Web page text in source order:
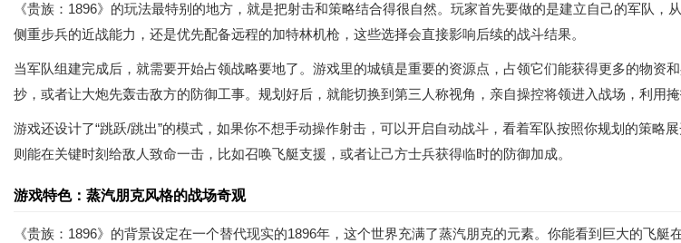
《贵族：1896》的玩法最特别的地方，就是把射击和策略结合得很自然。玩家首先要做的是建立自己的军队
侧重步兵的近战能力，还是优先配备远程的加特林机枪，这些选择会直接影响后续的战斗结果。
当军队组建完成后，就需要开始占领战略要地了。游戏里的城镇是重要的资源点，占领它们能获得更多的物
抄，或者让大炮先轰击敌方的防御工事。规划好后，就能切换到第三人称视角，亲自操控将领进入战场，利用
游戏还设计了“跳跃/跳出”的模式，如果你不想手动操作射击，可以开启自动战斗，看着军队按照你规划的策略
则能在关键时刻给敌人致命一击，比如召唤飞艇支援，或者让己方士兵获得临时的防御加成。
游戏特色：蒸汽朋克风格的战场奇观
《贵族：1896》的背景设定在一个替代现实的1896年，这个世界充满了蒸汽朋克的元素。你能看到巨大的飞